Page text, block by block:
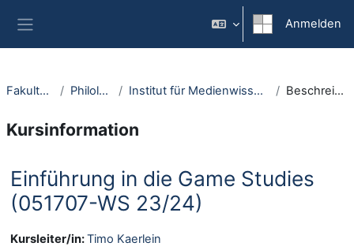
Anmelden
Fakultäten Philologie Institut für Medienwissenschaft Beschreibung
Kursinformation
Einführung in die Game Studies
(051707-WS 23/24)
Kursleiter/in:Timo Kaerlein